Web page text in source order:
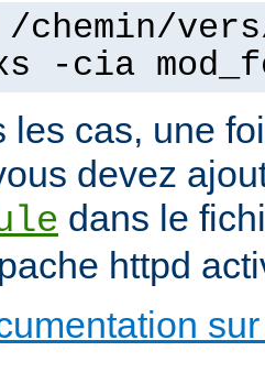
chemin/
-cia
les cas, une
devez
dans le
httpd